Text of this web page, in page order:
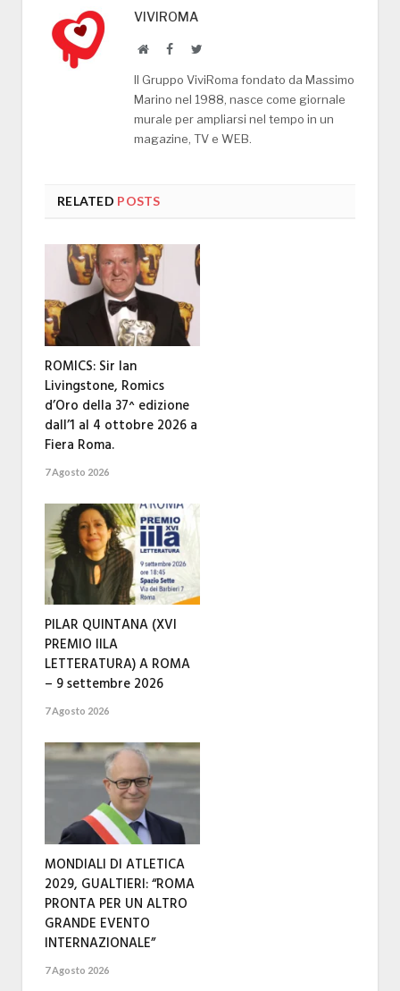
VIVIROMA
WebsiteFacebookTwitter
Il Gruppo ViviRoma fondato da Massimo
Marino nel 1988, nasce come giornale
murale per ampliarsi nel tempo in un
magazine, TV e WEB.
RELATED POSTS
ROMICS: Sir Ian
Livingstone, Romics
d’Oro della 37^ edizione
dall’1 al 4 ottobre 2026 a
Fiera Roma.
7 Agosto 2026
PILAR QUINTANA (XVI
PREMIO IILA
LETTERATURA) A ROMA
– 9 settembre 2026
7 Agosto 2026
MONDIALI DI ATLETICA
2029, GUALTIERI: “ROMA
PRONTA PER UN ALTRO
GRANDE EVENTO
INTERNAZIONALE”
7 Agosto 2026